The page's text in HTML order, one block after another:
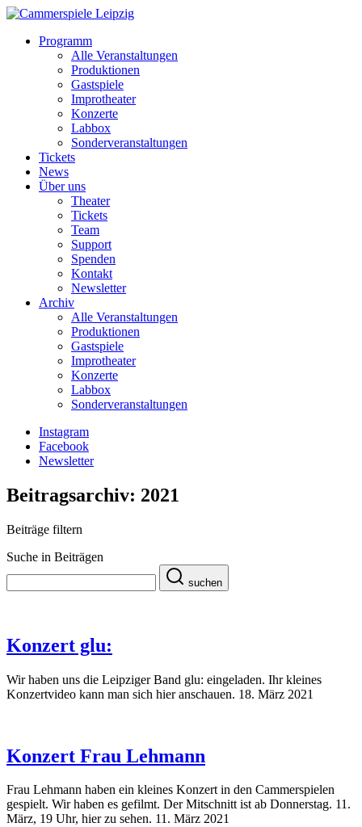
Programm
Alle Veranstaltungen
Produktionen
Gastspiele
Improtheater
Konzerte
Labbox
Sonderveranstaltungen
Tickets
News
Über uns
Theater
Tickets
Team
Support
Spenden
Kontakt
Newsletter
Archiv
Alle Veranstaltungen
Produktionen
Gastspiele
Improtheater
Konzerte
Labbox
Sonderveranstaltungen
Instagram
Facebook
Newsletter
Beitragsarchiv: 2021
Beiträge filtern
Suche in Beiträgen
suchen
Konzert glu:
Wir haben uns die Leipziger Band glu: eingeladen. Ihr kleines
Konzertvideo kann man sich hier anschauen. 18. März 2021
Konzert Frau Lehmann
Frau Lehmann haben ein kleines Konzert in den Cammerspielen
gespielt. Wir haben es gefilmt. Der Mitschnitt ist ab Donnerstag. 11.
März, 19 Uhr, hier zu sehen. 11. März 2021